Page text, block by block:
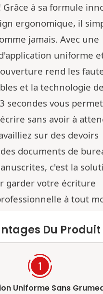
à sa formule
ergonomique, il
jamais. Avec une
uniforme
rend les
et la technologie de
secondes vous
sans avoir à
sur des devoirs
documents de
c'est la
garder votre écriture
à tout
Du Produit
Uniforme Sans